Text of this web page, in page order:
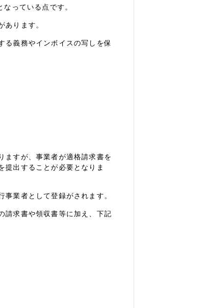
なっている点です。
あります。
る義務やインボイスの写しを保
ますが、事業者が適格請求書を
提出することが必要となりま
業者として登録がされます。
請求書や領収書等に加え、下記